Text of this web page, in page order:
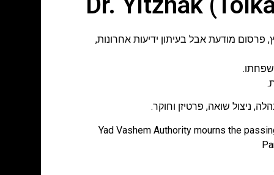
, פרסום מודעת אבל בעיתון ידיעות אחרונות,
ניצול שואה, פרטיזן וחוקר.
Yad Vashem Authority mourns the